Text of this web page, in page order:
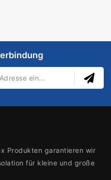
Produkten garantieren wir
für kleine und große